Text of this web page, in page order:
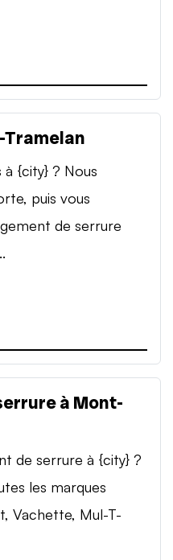
Tramelan
{city} ? Nous
puis vous
de serrure
à Mont-
de serrure à {city} ?
les marques
Vachette, Mul-T-